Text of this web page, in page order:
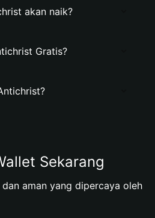
akan naik?
Gratis?
Sekarang
aman yang dipercaya oleh